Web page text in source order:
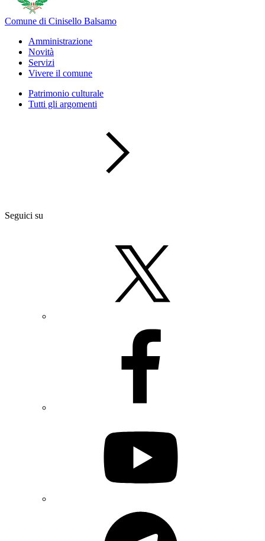
Comune di Cinisello Balsamo
Amministrazione
Novità
Servizi
Vivere il comune
Patrimonio culturale
Tutti gli argomenti
Seguici su